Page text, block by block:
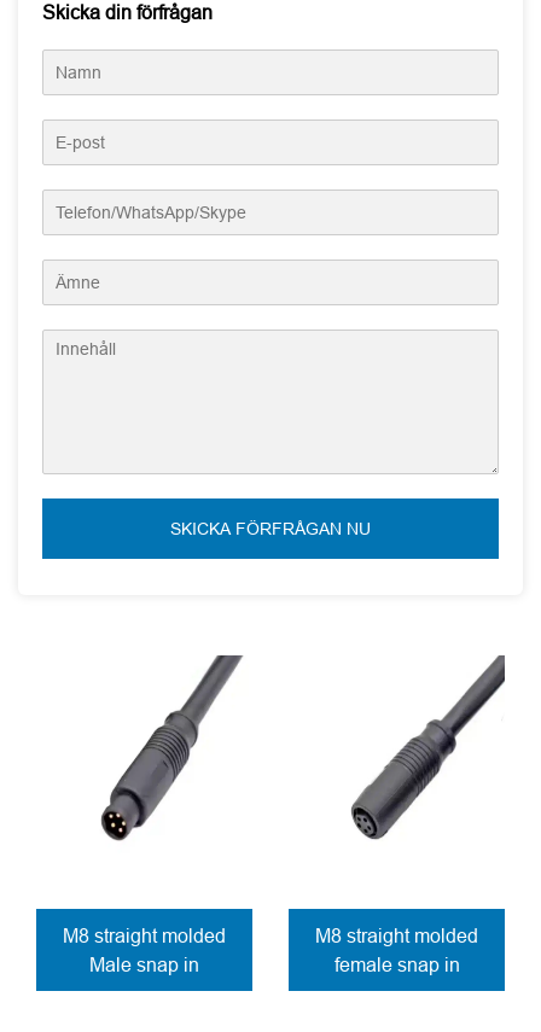
Skicka din förfrågan
SKICKA FÖRFRÅGAN NU
M8 straight molded
Male snap in
connector solder
M8 straight molded
female snap in
connector solder